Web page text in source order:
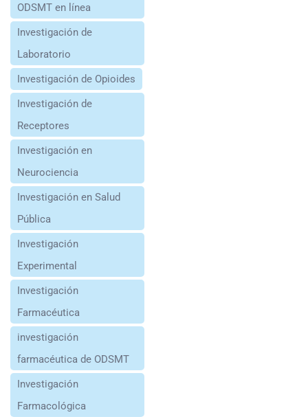
ODSMT en línea
Investigación de
Laboratorio
Investigación de Opioides
Investigación de
Receptores
Investigación en
Neurociencia
Investigación en Salud
Pública
Investigación
Experimental
Investigación
Farmacéutica
investigación
farmacéutica de ODSMT
Investigación
Farmacológica